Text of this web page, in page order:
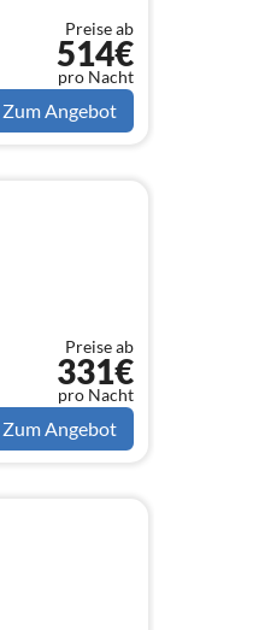
Preise ab
514€
pro Nacht
Zum Angebot
Preise ab
331€
pro Nacht
Zum Angebot